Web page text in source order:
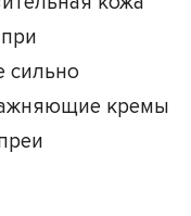
сильно
кремы